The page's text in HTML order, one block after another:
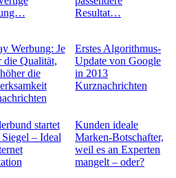
Werbung: Je
die Qualität,
die
Resultat…
Erstes Algorithmus-
Update von Google
in 2013
Kurznachrichten
startet
Siegel – Ideal
Kunden ideale
Marken-Botschafter,
weil es an Experten
mangelt – oder?